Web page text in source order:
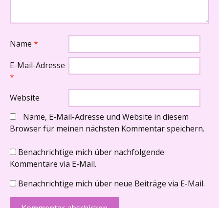
Name *
E-Mail-Adresse
*
Website
Name, E-Mail-Adresse und Website in diesem
Browser für meinen nächsten Kommentar speichern.
Benachrichtige mich über nachfolgende
Kommentare via E-Mail.
Benachrichtige mich über neue Beiträge via E-Mail.